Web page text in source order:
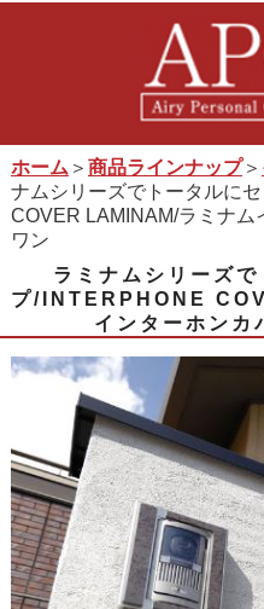
ホーム ＞ 商品ラインナップ＞
ナムシリーズでトータルに
COVER LAMINAM/ラミナム
ワン
ラミナムシリーズ
プ/INTERPHONE
インターホンカ